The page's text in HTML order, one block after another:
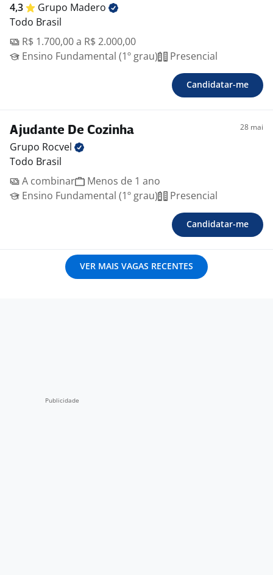
4,3 Grupo Madero
Todo Brasil
R$ 1.700,00 a R$ 2.000,00
Ensino Fundamental (1º grau)
Presencial
Candidatar-me
Ajudante De Cozinha 28 mai
Grupo Rocvel
Todo Brasil
A combinar
Menos de 1 ano
Ensino Fundamental (1º grau)
Presencial
Candidatar-me
VER MAIS VAGAS RECENTES